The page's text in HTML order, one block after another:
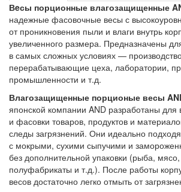
Вeсы порционные влагозащищенные
надежные фасовочные весы с
от проникновения пыли и влаги внутрь
увеличенного размера. Предназначены
в самых сложных условиях —
перерабатывающие цеха, лаборатории,
промышленности и т.д.
Влагозащищенные порционые весы
японской компании AND разработаны для
и фасовки товаров, продуктов и
следы загрязнений. Они идеально
с мокрыми, сухими сыпучими и
без дополнительной упаковки (рыба,
полуфабрикаты и т.д.). После работы
весов достаточно легко отмыть от